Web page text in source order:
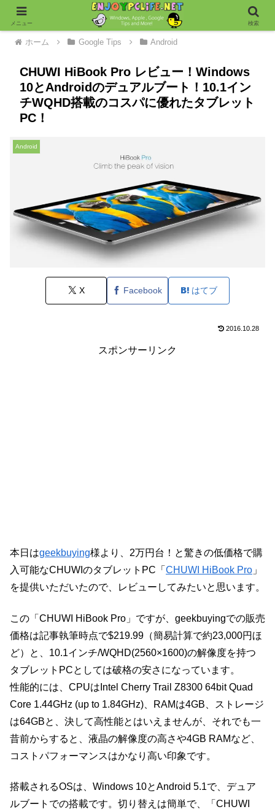
ホーム Google Tips Android
CHUWI HiBook Pro レビュー！Windows
10とAndroidのデュアルブート！10.1イン
チWQHD搭載のコスパに優れたタブレット
PC！
Android
X Facebook はてブ
2016.10.28
スポンサーリンク
本日はgeekbuying様より、2万円台！と驚きの低価格で購
入可能なCHUWIのタブレットPC「 CHUWI HiBook Pro 」
を提供いただいたので、レビューしてみたいと思います。
この「CHUWI HiBook Pro」ですが、geekbuyingでの販売
価格は記事執筆時点で$219.99（簡易計算で約23,000円ほ
ど）と、10.1インチ/WQHD(2560×1600)の解像度を持つ
タブレットPCとしては破格の安さになっています。
性能的には、CPUはIntel Cherry Trail Z8300 64bit Quad
Core 1.44GHz (up to 1.84GHz)、RAMは4GB、ストレージ
は64GBと、決して高性能とはいえませんが、それでも一
昔前からすると、液晶の解像度の高さや4GB RAMなど、
コストパフォーマンスはかなり高い印象です。
搭載されるOSは、Windows 10とAndroid 5.1で、デュア
ルブートでの搭載です。切り替えは簡単で、「CHUWI
メニュー 検索